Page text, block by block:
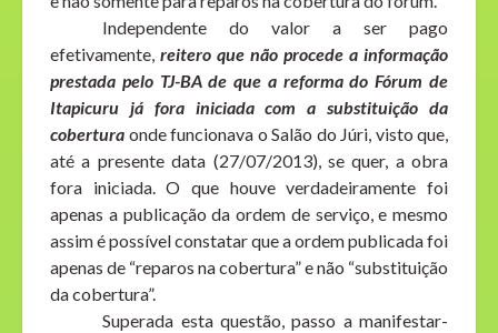
Independente do valor a ser pago
efetivamente, reitero que não procede a informação
prestada pelo TJ-BA de que a reforma do Fórum de
Itapicuru já fora iniciada com a substituição da
cobertura onde funcionava o Salão do Júri, visto que,
até a presente data (27/07/2013), se quer, a obra
fora iniciada. O que houve verdadeiramente foi
apenas a publicação da ordem de serviço, e mesmo
assim é possível constatar que a ordem publicada foi
apenas de “reparos na cobertura” e não “substituição
da cobertura”.
Superada esta questão, passo a manifestar-